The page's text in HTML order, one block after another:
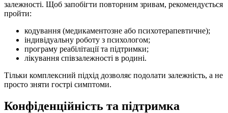
залежності. Щоб запобігти повторним зривам, рекомендується
пройти:
кодування (медикаментозне або психотерапевтичне);
індивідуальну роботу з психологом;
програму реабілітації та підтримки;
лікування співзалежності в родині.
Тільки комплексний підхід дозволяє подолати залежність, а не
просто зняти гострі симптоми.
Конфіденційність та підтримка